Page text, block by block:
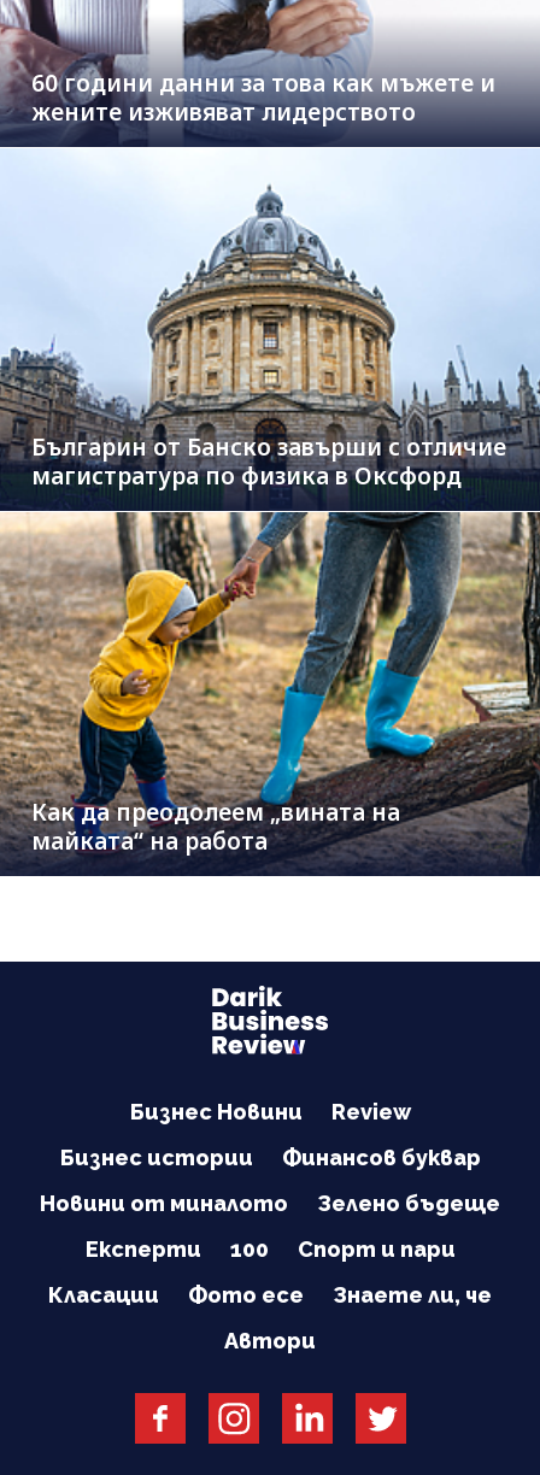
60 години данни за това как мъжете и
жените изживяват лидерството
Българин от Банско завърши с отличие
магистратура по физика в Оксфорд
Как да преодолеем „вината на
майката“ на работа
Бизнес Новини
Review
Бизнес истории
Финансов буквар
Новини от миналото
Зелено бъдеще
Експерти
100
Спорт и пари
Класации
Фото есе
Знаете ли, че
Автори